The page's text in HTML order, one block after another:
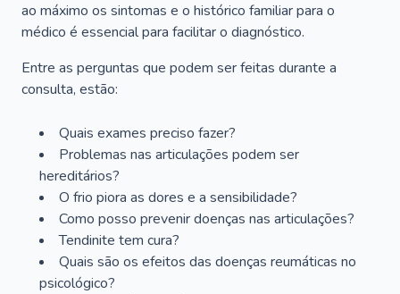
ao máximo os sintomas e o histórico familiar para o
médico é essencial para facilitar o diagnóstico.
Entre as perguntas que podem ser feitas durante a
consulta, estão:
Quais exames preciso fazer?
Problemas nas articulações podem ser
hereditários?
O frio piora as dores e a sensibilidade?
Como posso prevenir doenças nas articulações?
Tendinite tem cura?
Quais são os efeitos das doenças reumáticas no
psicológico?